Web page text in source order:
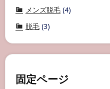
メンズ脱毛 (4)
脱毛 (3)
固定ページ